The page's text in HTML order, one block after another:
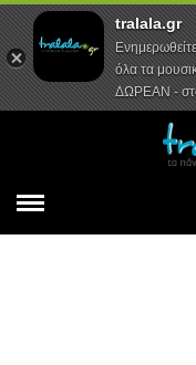
Αρχική
tralala.gr
όλα τα
ΔΩΡΕΑΝ -